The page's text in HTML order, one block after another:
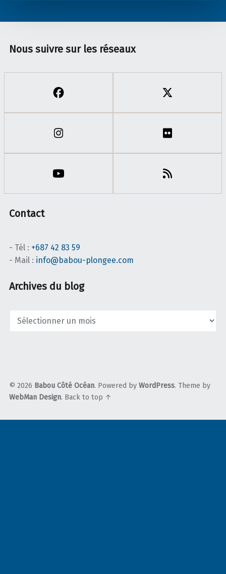
Nous suivre sur les réseaux
Contact
- Tél : +687 42 83 59
- Mail : info@babou-plongee.com
Archives du blog
Archives
© 2026 Babou Côté Océan. Powered by WordPress. Theme by
WebMan Design. Back to top ↑